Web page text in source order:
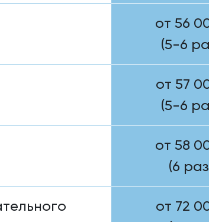
от 56
(5-6
от 57
(5-6
от 58
(6
от 72